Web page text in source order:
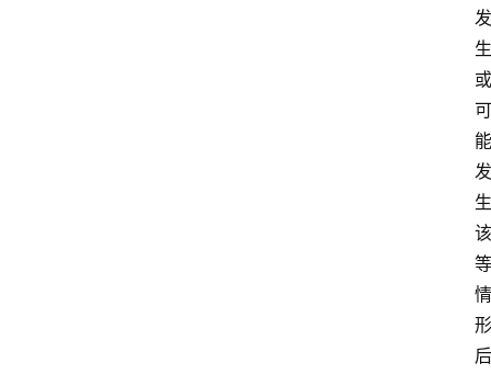
发
生
或
可
能
发
生
该
等
情
形
后